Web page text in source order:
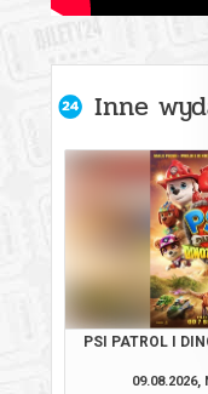
Inne
PSI PATROL I